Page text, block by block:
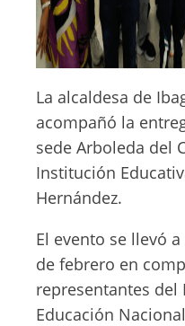
La alcaldesa de
acompañó la
sede Arboleda del
Institución
Hernández.
El evento se llevó
de febrero en
representantes
Educación